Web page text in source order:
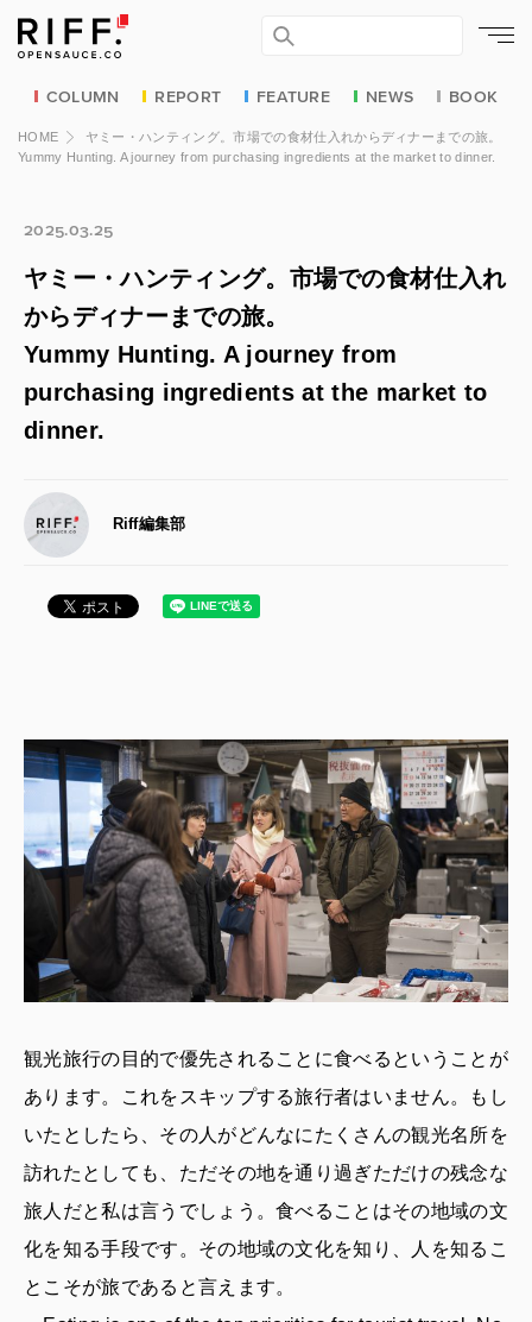
COLUMN REPORT FEATURE NEWS BOOK
HOME
ヤミー・ハンティング。市場での食材仕入れからディナーまでの旅。
Yummy Hunting. A journey from purchasing ingredients at the market to dinner.
2025.03.25
ヤミー・ハンティング。市場での食材仕入れ
からディナーまでの旅。
Yummy Hunting. A journey from
purchasing ingredients at the market to
dinner.
Riff編集部
観光旅行の目的で優先されることに食べるということが
あります。これをスキップする旅行者はいません。もし
いたとしたら、その人がどんなにたくさんの観光名所を
訪れたとしても、ただその地を通り過ぎただけの残念な
旅人だと私は言うでしょう。食べることはその地域の文
化を知る手段です。その地域の文化を知り、人を知るこ
とこそが旅であると言えます。